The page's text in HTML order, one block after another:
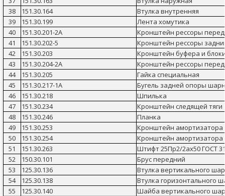
38
151.30.164
Втулка внутренняя
39
151.30.199
Лента хомутика
40
151.30.201-2А
Кронштейн рессоры
41
151.30.202-5
Кронштейн рессоры
42
151.30.203
Кронштейн буфера и
43
151.30.204-2А
Кронштейн рессоры
44
151.30.205
Гайка специальная
45
151.30.217-1А
Бугель задней опоры
46
151.30.218
Шпилька
47
151.30.234
Кронштейн следящей тяги
48
151.30.246
Планка
49
151.30.253
Кронштейн
50
151.30.254
Кронштейн
51
151.30.263
Штифт 25Пр2/2ах50 ГОСТ
52
150.30.101
Брус передний
53
125.30.136
Втулка вертикального
54
125.30.138
Втулка горизонтального
55
125.30.140
Шайба вертикального